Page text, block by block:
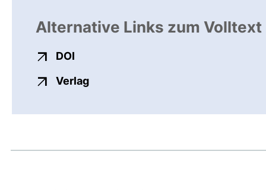
Alternative Links zum Volltext
DOI
Verlagexterner Link, öffnet neues